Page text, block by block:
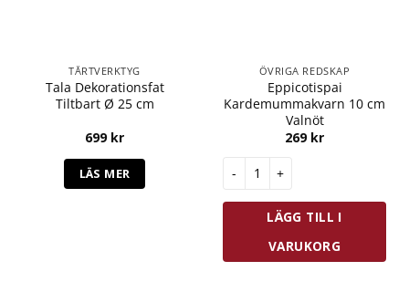
TÅRTVERKTYG
Tala Dekorationsfat
Tiltbart Ø 25 cm
699 kr
LÄS MER
ÖVRIGA REDSKAP
Eppicotispai
Kardemummakvarn 10 cm
Valnöt
269 kr
Eppicotispai
LÄGG TILL I
VARUKORG